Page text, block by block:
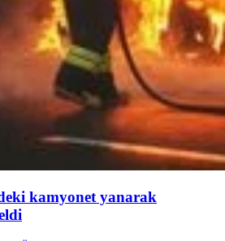
kamyonet yanarak